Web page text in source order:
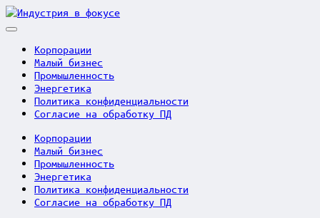
Skip
to
Индустрия
Корпорации
Малый бизнес
Промышленность
Энергетика
Политика конфиденциальности
Согласие на обработку ПД
Корпорации
Малый бизнес
Промышленность
Энергетика
Политика конфиденциальности
Согласие на обработку ПД